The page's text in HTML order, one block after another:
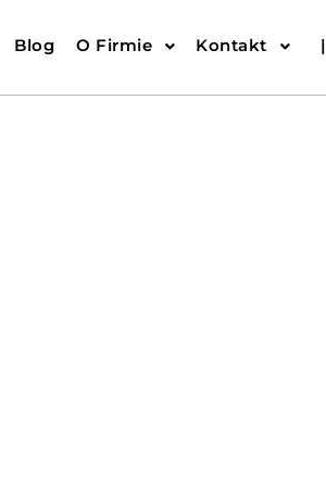
Blog O Firmie Kontakt |